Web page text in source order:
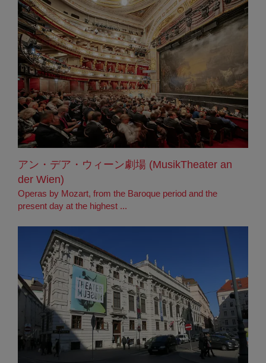
アン・デア・ウィーン劇場 (MusikTheater an
der Wien)
Operas by Mozart, from the Baroque period and the
present day at the highest ...